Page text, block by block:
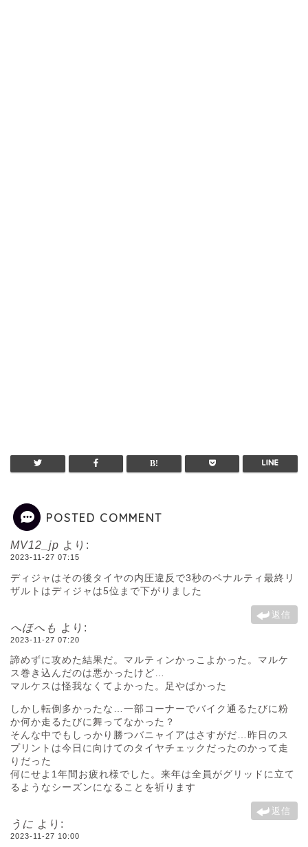
POSTED COMMENT
MV12_jp より:
2023-11-27 07:15
ディジャはその後タイヤの内圧違反で3秒のペナルティ最終リ
ザルトはディジャは5位まで下がりました
返信
へほへも より:
2023-11-27 07:20
諦めずに攻めた結果だ。マルティンかっこよかった。マルケ
ス巻き込んだのは悪かったけど…
マルケスは怪我なくてよかった。足やばかった
しかし転倒多かったな…一部コーナーでバイク通るたびに粉
か何か走るたびに舞ってなかった？
そんな中でもしっかり勝つバニャイアはさすがだ…昨日のス
プリントは今日に向けてのタイヤチェックだったのかって走
りだった
何にせよ1年間お疲れ様でした。来年は全員がグリッドに立て
るようなシーズンになることを祈ります
返信
うに より:
2023-11-27 10:00